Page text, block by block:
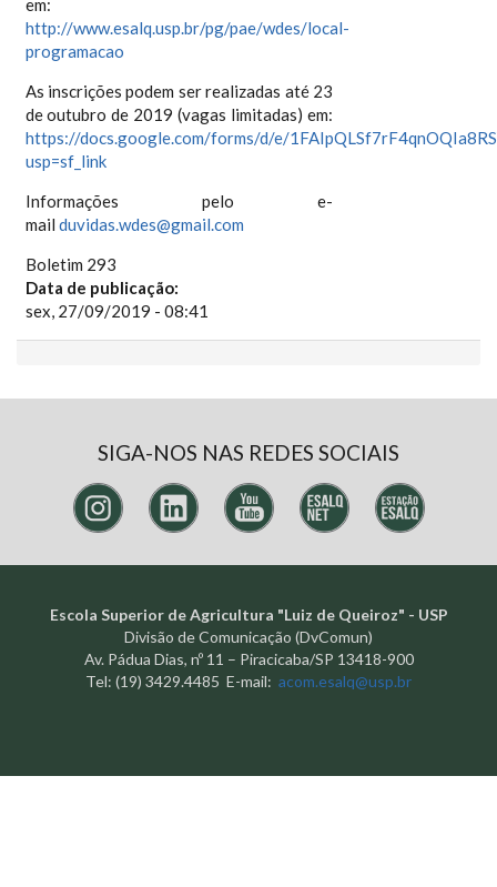
em:
http://www.esalq.usp.br/pg/pae/wdes/local-
programacao
As inscrições podem ser realizadas até 23
de outubro de 2019 (vagas limitadas) em:
https://docs.google.com/forms/d/e/
usp=sf_link
Informações pelo e-
mail duvidas.wdes@gmail.com
Boletim 293
Data de publicação:
sex, 27/09/2019 - 08:41
SIGA-NOS NAS REDES SOCIAIS
Escola Superior de Agricultura "Luiz de Queiroz" - USP
Divisão de Comunicação (DvComun)
Av. Pádua Dias, nº 11 – Piracicaba/SP 13418-900
Tel: (19) 3429.4485 E-mail: acom.esalq@usp.br